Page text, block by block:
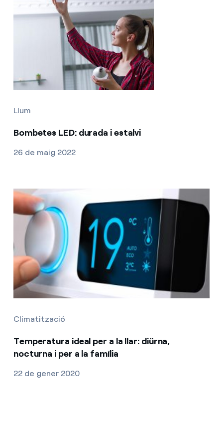
Llum
Bombetes LED: durada i estalvi
26 de maig 2022
Climatització
Temperatura ideal per a la llar: diürna,
nocturna i per a la família
22 de gener 2020